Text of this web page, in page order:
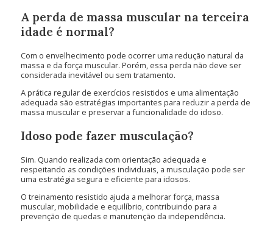
A perda de massa muscular na terceira
idade é normal?
Com o envelhecimento pode ocorrer uma redução natural da
massa e da força muscular. Porém, essa perda não deve ser
considerada inevitável ou sem tratamento.
A prática regular de exercícios resistidos e uma alimentação
adequada são estratégias importantes para reduzir a perda de
massa muscular e preservar a funcionalidade do idoso.
Idoso pode fazer musculação?
Sim. Quando realizada com orientação adequada e
respeitando as condições individuais, a musculação pode ser
uma estratégia segura e eficiente para idosos.
O treinamento resistido ajuda a melhorar força, massa
muscular, mobilidade e equilíbrio, contribuindo para a
prevenção de quedas e manutenção da independência.